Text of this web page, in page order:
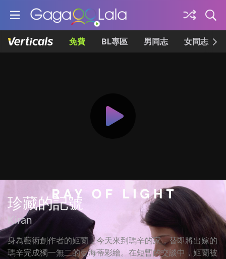
免費 BL專區 男同志 女同志
珍藏的記號
Kiran
身為藝術創作者的姬蘭，今天來到瑪辛的家，替即將出嫁的
瑪辛完成獨一無二的曼海蒂彩繪。在短暫的交談中，姬蘭被